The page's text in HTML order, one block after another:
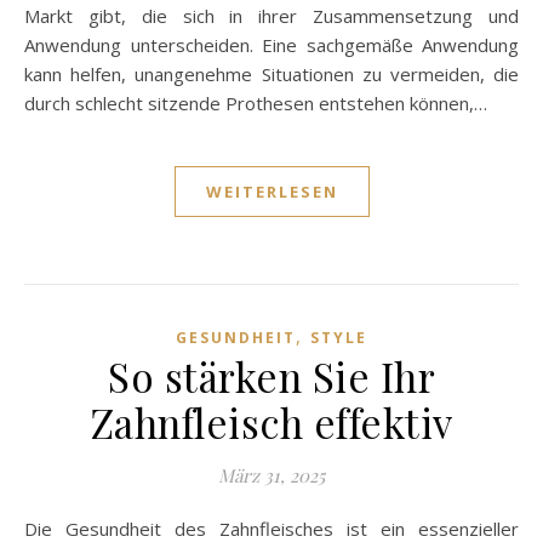
Markt gibt, die sich in ihrer Zusammensetzung und
Anwendung unterscheiden. Eine sachgemäße Anwendung
kann helfen, unangenehme Situationen zu vermeiden, die
durch schlecht sitzende Prothesen entstehen können,…
WEITERLESEN
GESUNDHEIT , STYLE
So stärken Sie Ihr
Zahnfleisch effektiv
März 31, 2025
Die Gesundheit des Zahnfleisches ist ein essenzieller